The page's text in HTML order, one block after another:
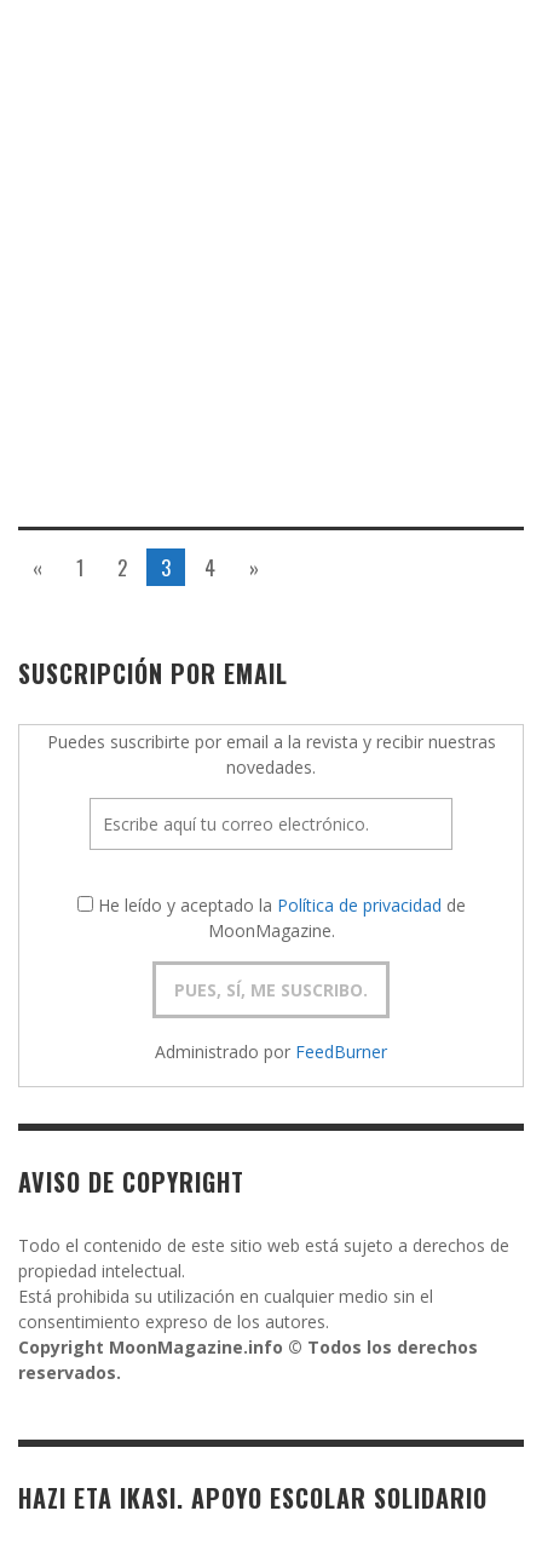
« 1 2 3 4 »
SUSCRIPCIÓN POR EMAIL
Puedes suscribirte por email a la revista y recibir nuestras
novedades.
He leído y aceptado la Política de privacidad de
MoonMagazine.
Administrado por FeedBurner
AVISO DE COPYRIGHT
Todo el contenido de este sitio web está sujeto a derechos de
propiedad intelectual.
Está prohibida su utilización en cualquier medio sin el
consentimiento expreso de los autores.
Copyright MoonMagazine.info © Todos los derechos
reservados.
HAZI ETA IKASI. APOYO ESCOLAR SOLIDARIO